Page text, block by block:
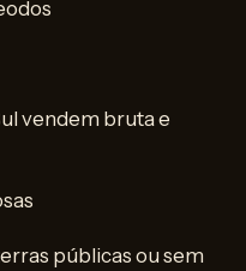
vendem bruta e
públicas ou sem